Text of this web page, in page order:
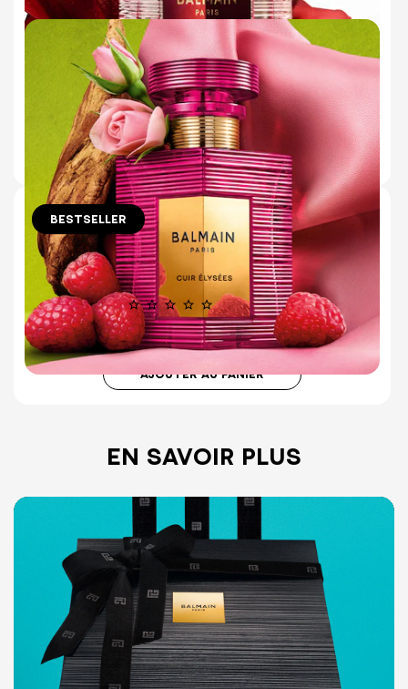
ROUGE EAU DE TOILETTE
FLORAL FRUITÉ | LYS SENSUEL,
GEORGYWOOD BRILLANT
1 avis
€130.00
AJOUTER AU PANIER
BESTSELLER
10 ml 150 ml (Refill)
CUIR ÉLYSÉES EAU DE PARFUM
CUIR CHALEUREUX ET FRAMBOISE JUTEUSE
Aucun avis
€180.00
AJOUTER AU PANIER
EN SAVOIR PLUS